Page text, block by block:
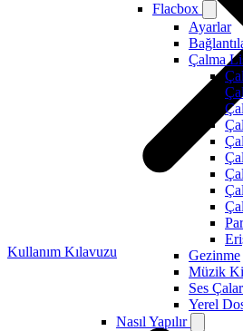
Flacbox
Ayarlar
Çalma
Gezinme
Müzik
Ses Çalar
Yerel
Nasıl Yapılır
Kullanım Kılavuzu